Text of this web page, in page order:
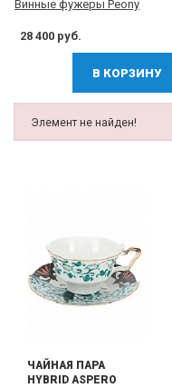
Винные фужеры Peony
28 400 руб.
В КОРЗИНУ
Элемент не найден!
ЧАЙНАЯ ПАРА
HYBRID ASPERO